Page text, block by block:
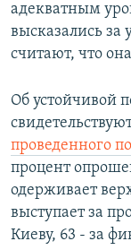
адекватным
высказались
считают, что
Об устойчивой
проведенного
процент
одерживает
выступает за
Киеву, 63 - за